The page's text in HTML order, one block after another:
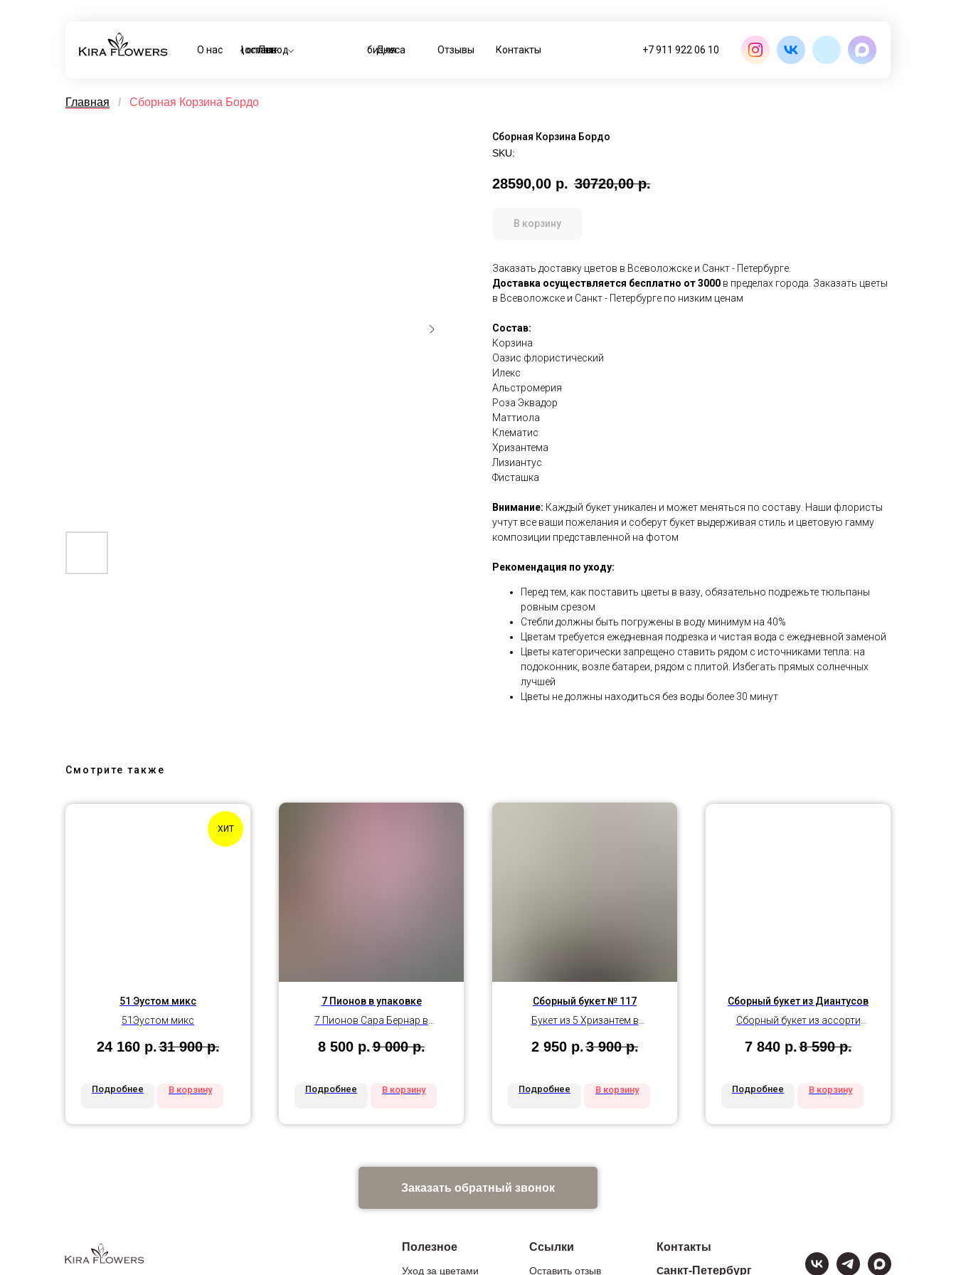
Доставка и оплата
О нас Для бизнеса +7 911 922 06 10
Контакты
Отзывы
Повод
Главная / Сборная Корзина Бордо
Сборная Корзина Бордо
SKU:
28590,00 р. 30720,00 р.
В корзину
Заказать доставку цветов в Всеволожске и Санкт - Петербурге.
Доставка осуществляется бесплатно от 3000 в пределах города. Заказать цветы
в Всеволожске и Санкт - Петербурге по низким ценам
Состав:
Корзина
Оазис флористический
Илекс
Альстромерия
Роза Эквадор
Маттиола
Клематис
Хризантема
Лизиантус
Фисташка
Внимание: Каждый букет уникален и может меняться по составу. Наши флористы
учтут все ваши пожелания и соберут букет выдерживая стиль и цветовую гамму
композиции представленной на фотом
Рекомендация по уходу:
Перед тем, как поставить цветы в вазу, обязательно подрежьте тюльпаны
ровным срезом
Стебли должны быть погружены в воду минимум на 40%
Цветам требуется ежедневная подрезка и чистая вода с ежедневной заменой
Цветы категорически запрещено ставить рядом с источниками тепла: на
подоконник, возле батареи, рядом с плитой. Избегать прямых солнечных
лучшей
Цветы не должны находиться без воды более 30 минут
Смотрите также
ХИТ
51 Эустом микс
51Эустом микс
24 160 р.31 900 р.
Подробнее В корзину
7 Пионов в упаковке
7 Пионов Сара Бернар в
8 500 р.9 000 р.
Подробнее В корзину
Сборный букет № 117
Букет из 5 Хризантем в
2 950 р.3 900 р.
Подробнее В корзину
Сборный букет из Диантусов
Сборный букет из ассорти
7 840 р.8 590 р.
Подробнее В корзину
Заказать обратный звонок
Полезное
Уход за цветами
Ссылки
Оставить отзыв
Контакты
Санкт-Петербург